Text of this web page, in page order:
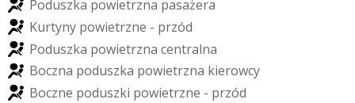
Poduszka powietrzna pasażera
Kurtyny powietrzne - przód
Poduszka powietrzna centralna
Boczna poduszka powietrzna kierowcy
Boczne poduszki powietrzne - przód